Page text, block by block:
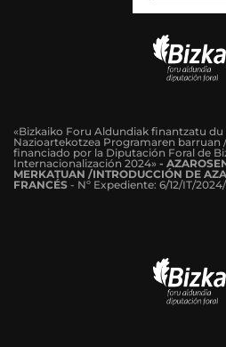
«Bizkaiko Foru Aldundiak finantzatu
Nazioartekotzea Programaren barruan
financiado por la Diputación Foral de
Internacionalización 2024» -
MERKATUAN /INTRODUCCIÓN DE
FRANCÉS - Nº Expediente: 6/12/IT/